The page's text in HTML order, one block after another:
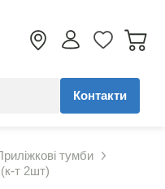
Контакти
тумби
т 2шт)